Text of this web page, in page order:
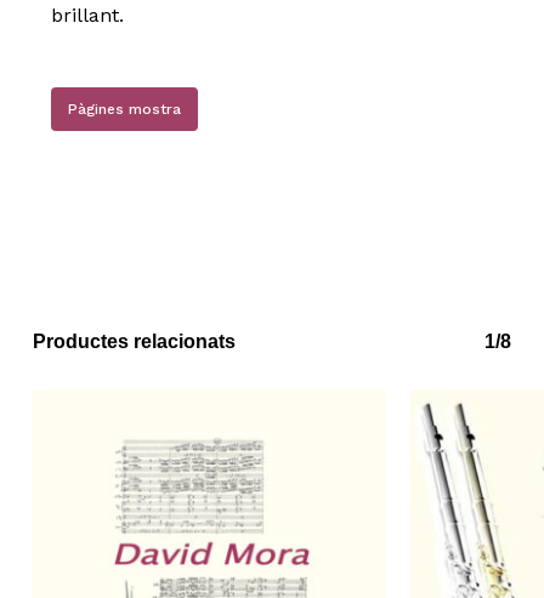
brillant.
Pàgines mostra
Productes relacionats 1/8